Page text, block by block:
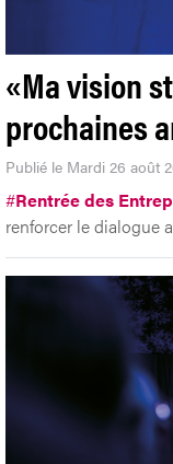
«Ma vision
prochaines
Publié le Mardi 26 août
#Rentrée des
renforcer le dialogue